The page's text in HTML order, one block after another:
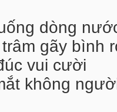
dòng
gãy bình
vui cười
không